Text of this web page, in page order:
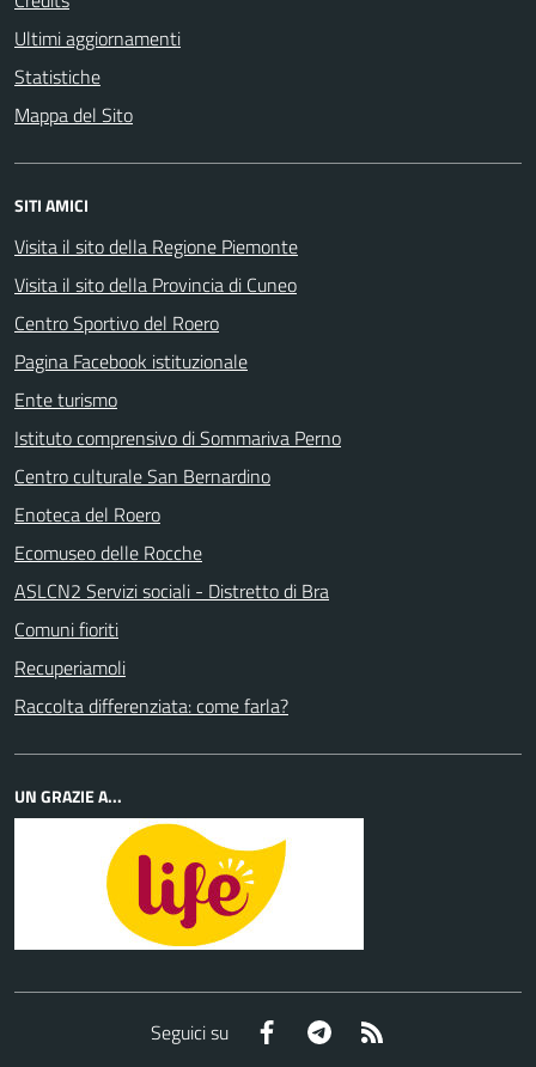
Ultimi aggiornamenti
Statistiche
Mappa del Sito
SITI AMICI
Visita il sito della Regione Piemonte
Visita il sito della Provincia di Cuneo
Centro Sportivo del Roero
Pagina Facebook istituzionale
Ente turismo
Istituto comprensivo di Sommariva Perno
Centro culturale San Bernardino
Enoteca del Roero
Ecomuseo delle Rocche
ASLCN2 Servizi sociali - Distretto di Bra
Comuni fioriti
Recuperiamoli
Raccolta differenziata: come farla?
UN GRAZIE A...
Seguici su Facebook Telegram